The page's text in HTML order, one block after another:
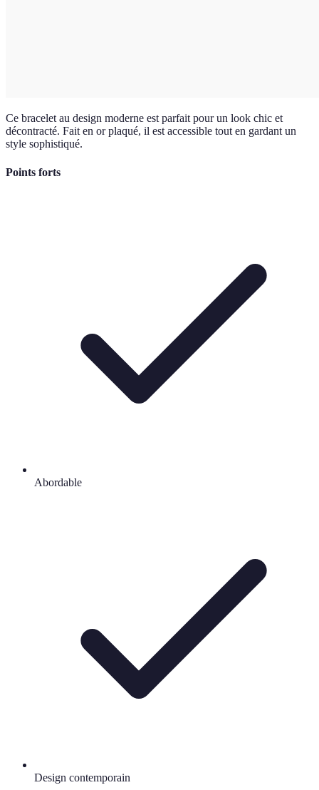
Ce bracelet au design moderne est parfait pour un look chic et
décontracté. Fait en or plaqué, il est accessible tout en gardant un
style sophistiqué.
Points forts
Abordable
Design contemporain